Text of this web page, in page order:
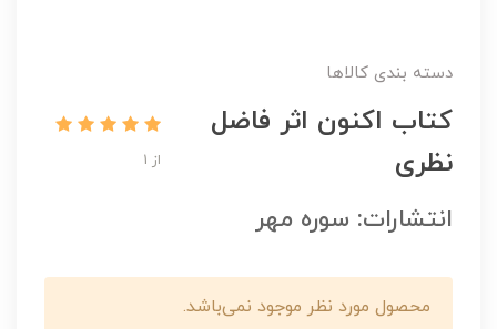
دسته بندی کالاها
کتاب اکنون اثر فاضل
نظری
از 1
انتشارات: سوره مهر
محصول مورد نظر موجود نمی‌باشد.